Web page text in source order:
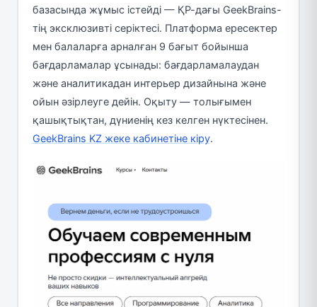
базасында жұмыс істейді — ҚР-дағы GeekBrains-
тің эксклюзивті серіктесі. Платформа ересектер
мен балаларға арналған 9 бағыт бойынша
бағдарламалар ұсынады: бағдарламалаудан
және аналитикадан интерьер дизайнына және
ойын әзірлеуге дейін. Оқыту — толығымен
қашықтықтан, дүниенің кез келген нүктесінен.
GeekBrains KZ жеке кабинетіне кіру.